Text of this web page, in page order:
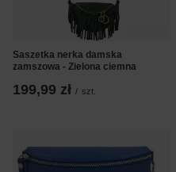
Saszetka nerka damska
zamszowa - Zielona ciemna
199,99 zł / szt.